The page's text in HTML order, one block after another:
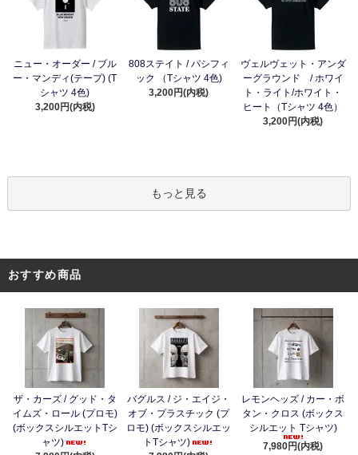
ニュー・オーダー / ブル
ー・マンディ(テープ) (T
シャツ 4色)
3,200円(内税)
808ステイト / パシフィ
ック （Tシャツ 4色)
3,200円(内税)
ヴェルヴェット・アンダ
ーグラウンド / ホワイ
ト・ライト/ホワイト・
ヒート（Tシャツ 4色）
3,200円(内税)
もっと見る
おすすめ商品
ザ・カーズ / グッド・タ
イムズ・ロール (プロモ)
(ボックスシルエットTシ
ャツ)
バグルス / ジ・エイジ・
オブ・プラスチック (プ
ロモ) (ボックスシルエッ
トTシャツ)
レモンヘッズ / カー・ボ
タン・クロス (ボックス
シルエット Tシャツ)
7,980円(内税)